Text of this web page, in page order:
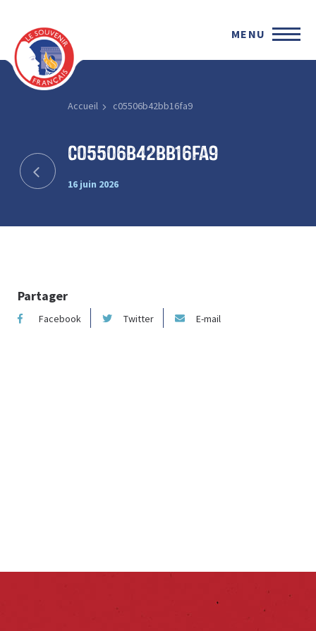
MENU
Accueil c05506b42bb16fa9
c05506b42bb16fa9
16 juin 2026
Partager
Facebook Twitter E-mail